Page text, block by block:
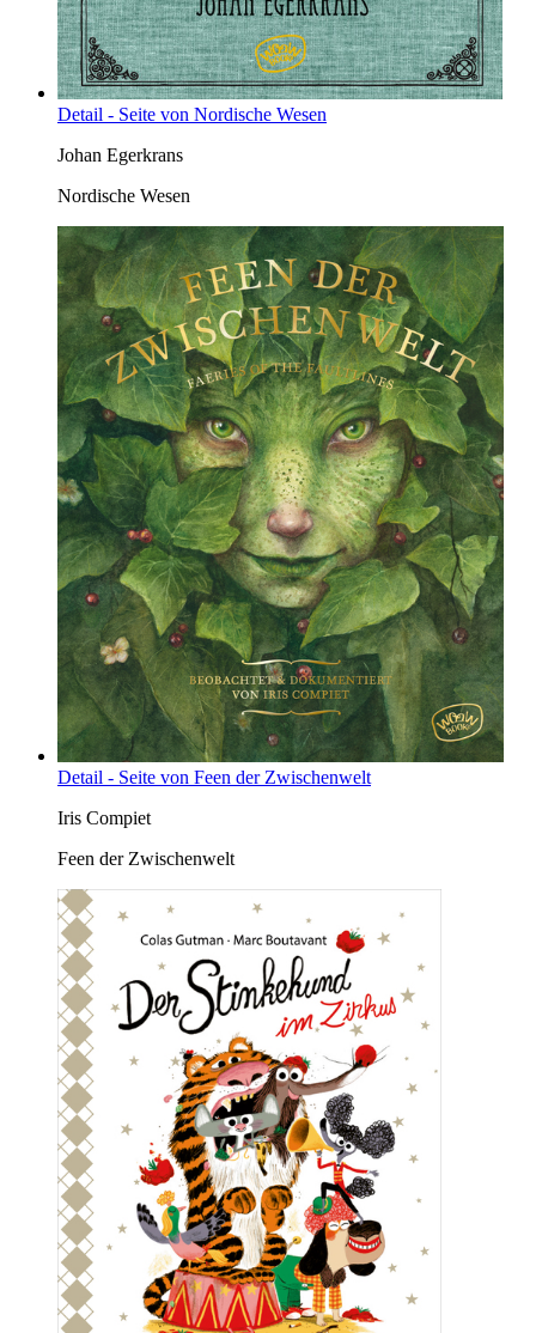
Detail - Seite von Nordische Wesen
Johan Egerkrans
Nordische Wesen
Detail - Seite von Feen der Zwischenwelt
Iris Compiet
Feen der Zwischenwelt